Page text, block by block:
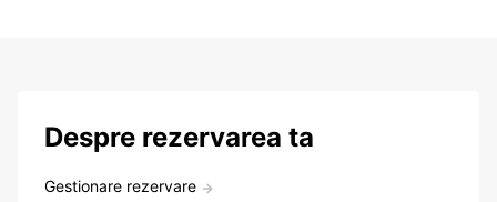
Despre rezervarea ta
Gestionare rezervare